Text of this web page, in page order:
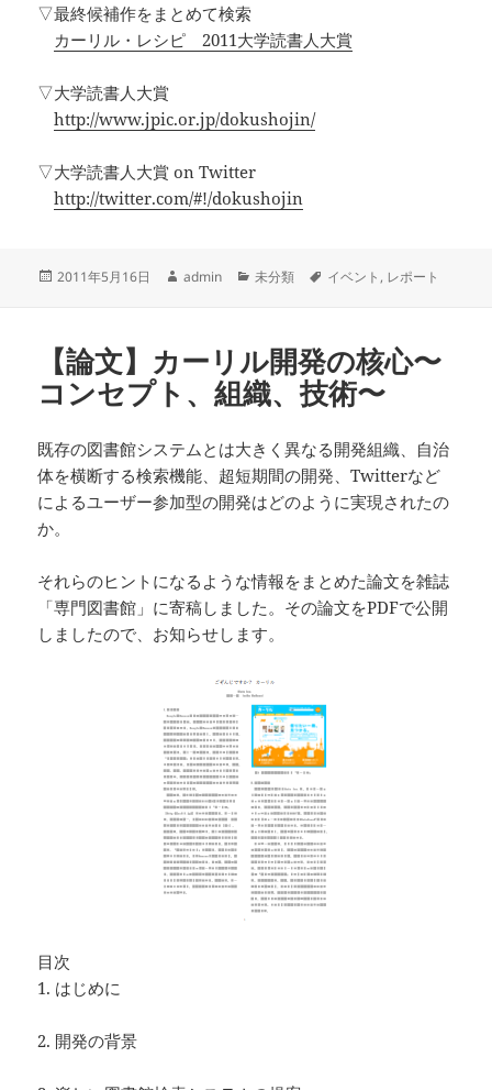
▽最終候補作をまとめて検索
カーリル・レシピ 2011大学読書人大賞
▽大学読書人大賞
http://www.jpic.or.jp/dokushojin/
▽大学読書人大賞 on Twitter
http://twitter.com/#!/dokushojin
投
2011年5月16日
作
admin
カ
ー
未分類
タ
イベント, レポート
【論文】カーリル開発の核心〜
コンセプト、組織、技術〜
既存の図書館システムとは大きく異なる開発組織、自治
体を横断する検索機能、超短期間の開発、Twitterなど
によるユーザー参加型の開発はどのように実現されたの
か。
それらのヒントになるような情報をまとめた論文を雑誌
「専門図書館」に寄稿しました。その論文をPDFで公開
しましたので、お知らせします。
目次
1. はじめに
2. 開発の背景